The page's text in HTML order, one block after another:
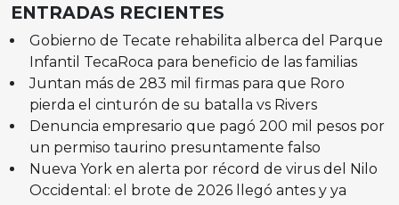
ENTRADAS RECIENTES
Gobierno de Tecate rehabilita alberca del Parque
Infantil TecaRoca para beneficio de las familias
Juntan más de 283 mil firmas para que Roro
pierda el cinturón de su batalla vs Rivers
Denuncia empresario que pagó 200 mil pesos por
un permiso taurino presuntamente falso
Nueva York en alerta por récord de virus del Nilo
Occidental: el brote de 2026 llegó antes y ya